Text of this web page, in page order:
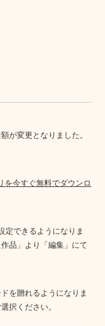
が変更となりました。
を今すぐ無料でダウンロ
定できるようになりま
品」より「編集」にて
を贈れるようになりま
択ください。